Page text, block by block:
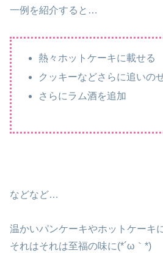
一例を紹介すると…
熱々ホットケーキに載せる
クッキーなどさらに追いの
さらにラム酒を追加
などなど…
温かいパンケーキやホットケーキ
それはそれは至福の味に(*´ω｀*)